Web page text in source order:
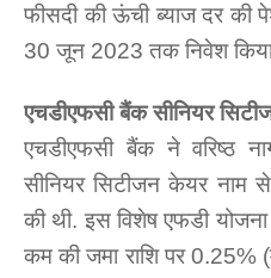
फीसदी की ऊंची ब्याज दर की
30 जून 2023 तक निवेश
एचडीएफसी बैंक सीनियर
एचडीएफसी बैंक ने वरिष्‍ठ
सीनियर सिटीजन केयर
की थी. इस विशेष एफडी
कम की जमा राशि पर